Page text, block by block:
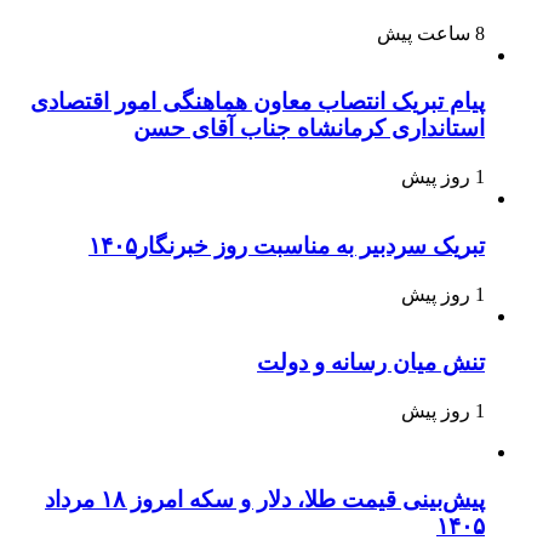
8 ساعت پیش
پیام تبریک انتصاب معاون هماهنگی امور اقتصادی
استانداری کرمانشاه جناب آقای حسن
1 روز پیش
تبریک سردبیر به مناسبت روز خبرنگار۱۴۰۵
1 روز پیش
تنش میان رسانه و دولت
1 روز پیش
پیش‌بینی قیمت طلا، دلار و سکه امروز ۱۸ مرداد
۱۴۰۵